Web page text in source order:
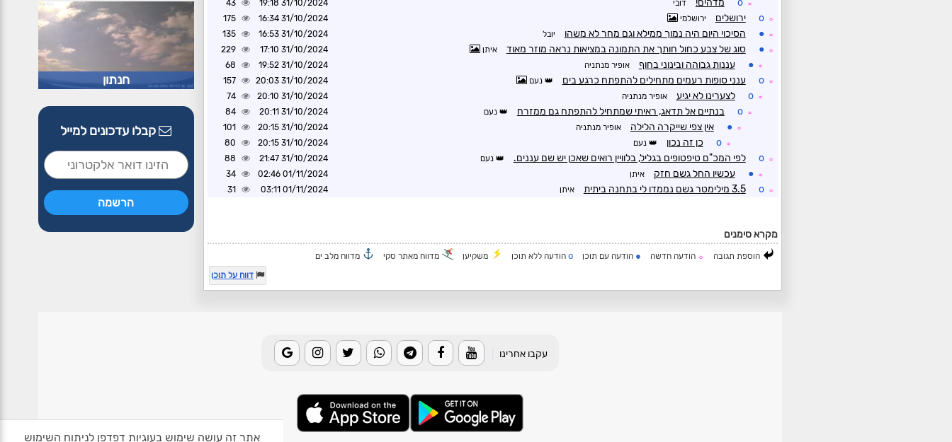
אתר זה עושה שימוש בעוגיות דפדפן לניתוח השימוש
☼
o מדהים! דובי 31/10/2024 19:18
43
☼
o ירושלים ירושלמי 31/10/2024 16:34
175
☼
● הסיכוי היום היה נמוך ממילא וגם מחר לא משהו יובל 31/10/2024 16:53
135
☼
● סוג של צבע כחול חותך את התמונה במציאות נראה מוזר מאוד איתן 31/10/2024 17:10
229
☼
● עננות גבוהה ובינוני בחוף אופיר מנתניה 31/10/2024 19:52
68
☼
o ענני סופות רעמים מתחילים להתפתח כרגע בים נעם 31/10/2024 20:03
157
☼
o לצערינו לא יגיע אופיר מנתניה 31/10/2024 20:10
74
☼
o בנתיים אל תדאג, ראיתי שמתחיל להתפתח גם ממזרח נעם 31/10/2024 20:11
84
☼
● אין צפי שייקרה הלילה אופיר מנתניה 31/10/2024 20:15
101
☼
o כן זה נכון נעם 31/10/2024 20:15
80
☼
o לפי המכ"ם טיפטופים בגליל, בלוויין רואים שאכן יש שם עננים. נעם 31/10/2024 21:47
88
☼
● עכשיו החל גשם חזק איתן 01/11/2024 02:46
34
☼
o 3.5 מילימטר גשם נממדו לי בתחנה ביתית איתן 01/11/2024 03:11
31
מקרא סימנים
הוספת תגובה ☼ הודעה חדשה ● הודעה עם תוכן o הודעה ללא תוכן משקיען מדווח מאתר סקי
מדווח מלב ים
דווח על תוכן
חנתון
קבלו עדכונים למייל
עקבו אחרינו